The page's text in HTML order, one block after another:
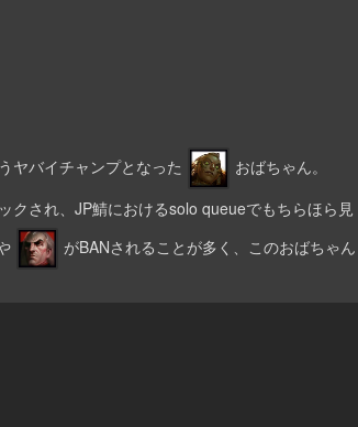
ヤバイチャンプとなった
おばちゃん。
クされ、JP鯖におけるsolo queueでもちらほら見
がBANされることが多く、このおばちゃん